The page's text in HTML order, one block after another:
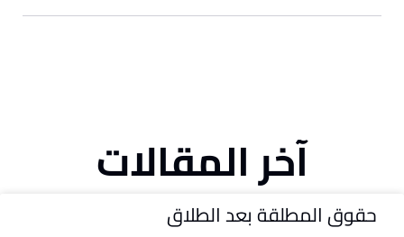
آخر المقالات
حقوق المطلقة بعد الطلاق